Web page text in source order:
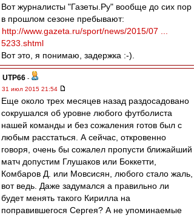
Вот журналисты "Газеты.Ру" вообще до сих пор
в прошлом сезоне пребывают:
http://www.gazeta.ru/sport/news/2015/07 ...
5233.shtml
Вот это, я понимаю, задержка :-).
UTP66 -
31 июл 2015 21:54
Еще около трех месяцев назад раздосадовано
сокрушался об уровне любого футболиста
нашей команды и без сожаления готов был с
любым расстаться. А сейчас, откровенно
говоря, очень бы сожалел пропусти ближайший
матч допустим Глушаков или Боккетти,
Комбаров Д. или Мовсисян, любого стало жаль,
вот ведь. Даже задумался а правильно ли
будет менять такого Кирилла на
поправившегося Сергея? А не упоминаемые